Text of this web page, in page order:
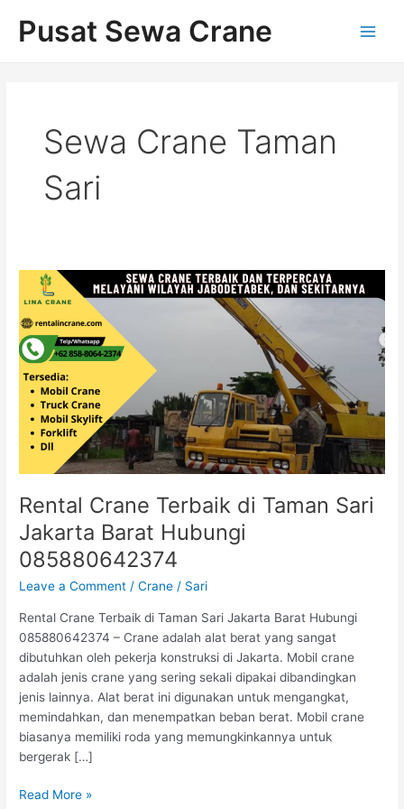
Pusat Sewa Crane
Sewa Crane Taman
Sari
Rental Crane Terbaik di Taman Sari
Jakarta Barat Hubungi
085880642374
Leave a Comment /Crane / Sari
Rental Crane Terbaik di Taman Sari Jakarta Barat Hubungi
085880642374 – Crane adalah alat berat yang sangat
dibutuhkan oleh pekerja konstruksi di Jakarta. Mobil crane
adalah jenis crane yang sering sekali dipakai dibandingkan
jenis lainnya. Alat berat ini digunakan untuk mengangkat,
memindahkan, dan menempatkan beban berat. Mobil crane
biasanya memiliki roda yang memungkinkannya untuk
bergerak […]
Rental
Crane
Terbaik
di
Taman
Sari
Jakarta
Barat
Hubungi
085880642374
Read More »